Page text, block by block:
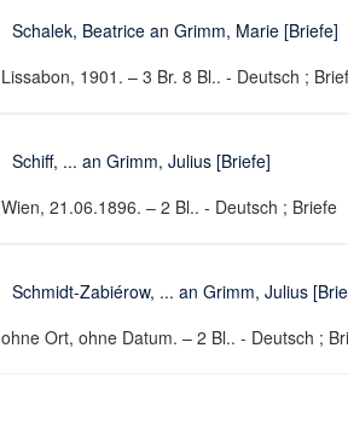
Schalek, Beatrice an Grimm, Marie [Briefe]
Lissabon, 1901. – 3 Br. 8 Bl.. - Deutsch ;
Schiff, ... an Grimm, Julius [Briefe]
Wien, 21.06.1896. – 2 Bl.. - Deutsch ; Briefe
Schmidt-Zabiérow, ... an Grimm, Julius
ohne Ort, ohne Datum. – 2 Bl.. - Deutsch ;